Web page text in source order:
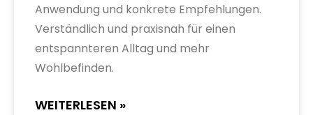
Anwendung und konkrete Empfehlungen.
Verständlich und praxisnah für einen
entspannteren Alltag und mehr
Wohlbefinden.
WEITERLESEN »